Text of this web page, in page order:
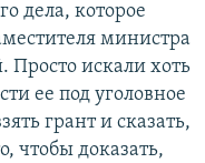
дела, которое
министра
искали хоть
ее под уголовное
грант и сказать,
чтобы доказать,